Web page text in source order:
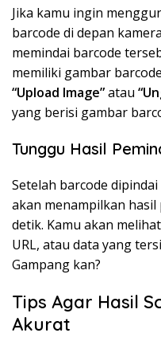
Jika kamu ingin
barcode di depan
memindai barcode
memiliki gambar
“Upload Image”atau
yang berisi gambar
Tunggu Hasil
Setelah barcode
akan menampilkan
detik. Kamu akan
URL, atau data yang
Gampang kan?
Tips Agar Hasil
Akurat